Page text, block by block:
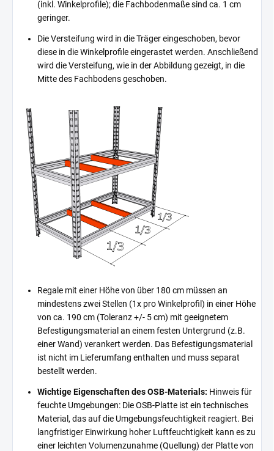
(inkl. Winkelprofile); die Fachbodenmaße sind ca. 1 cm
geringer.
Die Versteifung wird in die Träger eingeschoben, bevor
diese in die Winkelprofile eingerastet werden. Anschließend
wird die Versteifung, wie in der Abbildung gezeigt, in die
Mitte des Fachbodens geschoben.
Regale mit einer Höhe von über 180 cm müssen an
mindestens zwei Stellen (1x pro Winkelprofil) in einer Höhe
von ca. 190 cm (Toleranz +/- 5 cm) mit geeignetem
Befestigungsmaterial an einem festen Untergrund (z.B.
einer Wand) verankert werden. Das Befestigungsmaterial
ist nicht im Lieferumfang enthalten und muss separat
bestellt werden.
Wichtige Eigenschaften des OSB-Materials: Hinweis für
feuchte Umgebungen: Die OSB-Platte ist ein technisches
Material, das auf die Umgebungsfeuchtigkeit reagiert. Bei
langfristiger Einwirkung hoher Luftfeuchtigkeit kann es zu
einer leichten Volumenzunahme (Quellung) der Platte von